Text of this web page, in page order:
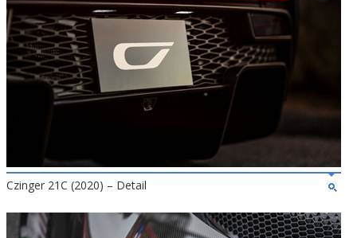
Czinger 21C (2020) – Detail